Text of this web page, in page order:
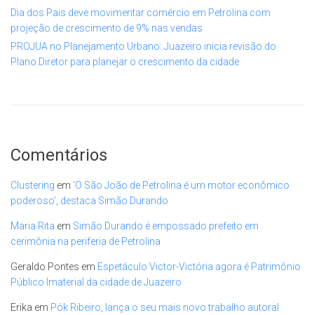
Dia dos Pais deve movimentar comércio em Petrolina com
projeção de crescimento de 9% nas vendas
PROJUA no Planejamento Urbano: Juazeiro inicia revisão do
Plano Diretor para planejar o crescimento da cidade
Comentários
Clustering em ‘O São João de Petrolina é um motor econômico
poderoso’, destaca Simão Durando
Maria Rita em Simão Durando é empossado prefeito em
cerimônia na periferia de Petrolina
Geraldo Pontes em Espetáculo Victor-Victória agora é Patrimônio
Público Imaterial da cidade de Juazeiro
Erika em Pók Ribeiro, lança o seu mais novo trabalho autoral